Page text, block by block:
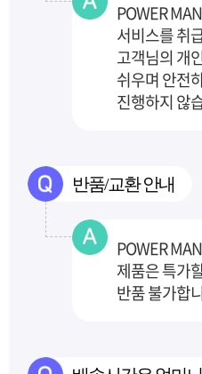
POWER
서비스를 취
고객님의 개
쉬우며 안전
진행하지 않
반품/교환 안내
POWER
제품은 특가
반품 불가합